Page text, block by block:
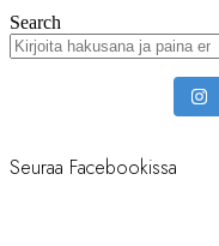
Search
Seuraa Facebookissa